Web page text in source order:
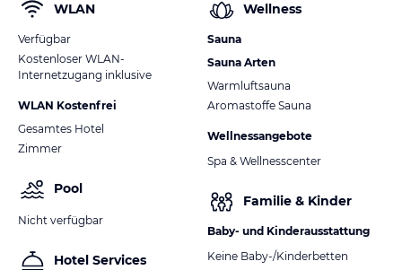
WLAN
Verfügbar
Kostenloser WLAN-
Internetzugang inklusive
WLAN Kostenfrei
Gesamtes Hotel
Zimmer
Pool
Nicht verfügbar
Hotel Services
Wellness
Sauna
Sauna Arten
Warmluftsauna
Aromastoffe Sauna
Wellnessangebote
Spa & Wellnesscenter
Familie & Kinder
Baby- und Kinderausstattung
Keine Baby-/Kinderbetten